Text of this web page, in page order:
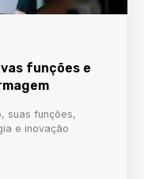
funções e
suas funções,
e inovação